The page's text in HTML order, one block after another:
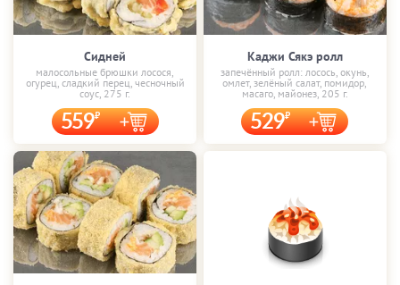
Сидней
малосольные брюшки лосося,
огурец, сладкий перец, чесночный
соус, 275 г.
559
Каджи Сякэ ролл
запечённый ролл: лосось, окунь,
омлет, зелёный салат, помидор,
масаго, майонез, 205 г.
529